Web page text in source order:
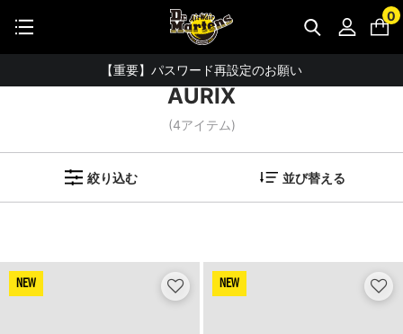
0
公式アプリで最大3,000円バック！
【重要】パスワード再設定のお願い
【重要なお知らせ】偽サイトにご注意ください。
お友達にポイントをプレゼントできる機能が新登場！
会員特典に2000円・3000円OFFが新登場！
ドクターマーチン製品のコピー品にご注意ください。
11,000円以上で送料無料・サイズ交換無料
ホーム 検索ワード：AURIX
AURIX
(4アイテム)
絞り込む 並び替える
NEW NEW